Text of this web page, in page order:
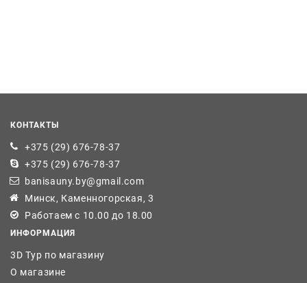
КОНТАКТЫ
+375 (29) 676-78-37
+375 (29) 676-78-37
banisauny.by@gmail.com
Минск, Каменногорская, 3
Работаем с 10.00 до 18.00
ИНФОРМАЦИЯ
3D Тур по магазину
О магазине